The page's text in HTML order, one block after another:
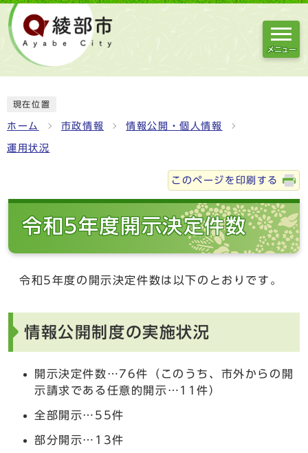
メニュー
現在位置
ホーム 市政情報 情報公開・個人情報
運用状況
このページを印刷する
令和5年度開示決定件数
令和5年度の開示決定件数は以下のとおりです。
情報公開制度の実施状況
開示決定件数…76件（このうち、市外からの開
示請求である任意的開示…11件）
全部開示…55件
部分開示…13件